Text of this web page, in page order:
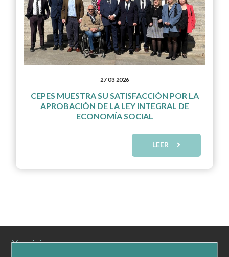
27 03 2026
CEPES MUESTRA SU SATISFACCIÓN POR LA
APROBACIÓN DE LA LEY INTEGRAL DE
ECONOMÍA SOCIAL
LEER
Ver página